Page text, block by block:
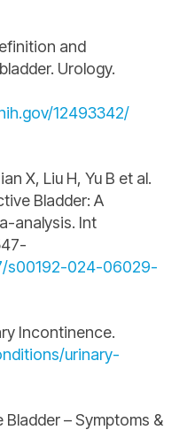
and
Urology.
12493342/
X, Liu H, Yu B et al.
Bladder: A
analysis. Int
s00192-024-06029-
Incontinence.
urinary-
– Symptoms &